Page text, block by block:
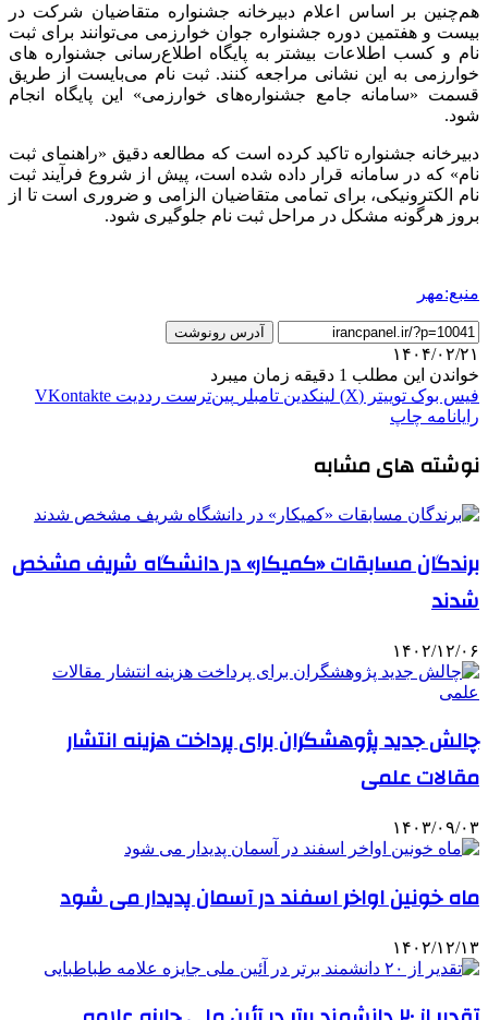
هم‌چنین بر اساس اعلام دبیرخانه جشنواره متقاضیان شرکت در
بیست و هفتمین دوره جشنواره جوان خوارزمی می‌توانند برای ثبت
نام و کسب اطلاعات بیشتر به پایگاه اطلاع‌رسانی جشنواره های
خوارزمی به این نشانی مراجعه کنند. ثبت نام می‌بایست از طریق
قسمت «سامانه جامع جشنواره‌های خوارزمی» این پایگاه انجام
شود.
دبیرخانه جشنواره تاکید کرده است که مطالعه دقیق «راهنمای ثبت
نام» که در سامانه قرار داده شده است، پیش از شروع فرآیند ثبت
نام الکترونیکی، برای تمامی متقاضیان الزامی و ضروری است تا از
بروز هرگونه مشکل در مراحل ثبت نام جلوگیری شود.
منبع:مهر
آدرس رونوشت
۱۴۰۴/۰۲/۲۱
خواندن این مطلب 1 دقیقه زمان میبرد
فیس بوک توییتر (X) لینکدین ‫تامبلر ‫پین‌ترست ‫رددیت ‫VKontakte
رایانامه چاپ
نوشته های مشابه
برندگان مسابقات «کمیکار» در دانشگاه شریف مشخص
شدند
۱۴۰۲/۱۲/۰۶
چالش جدید پژوهشگران برای پرداخت هزینه انتشار
مقالات علمی
۱۴۰۳/۰۹/۰۳
ماه خونین اواخر اسفند در آسمان پدیدار می شود
۱۴۰۲/۱۲/۱۳